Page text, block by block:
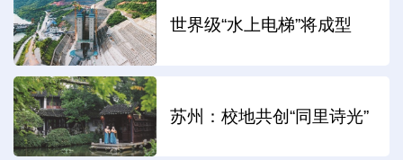
競爭正淪為“數據與算力”的軍備競賽。但考拉悠
然無界世界模型選擇了另外一條路。
比如，在數據工程層面，考拉悠然沒有盲
目追求訓練數據規模擴張，而是通過訓練數據
世界级“水上电梯”将成型
苏州：校地共创“同里诗光”